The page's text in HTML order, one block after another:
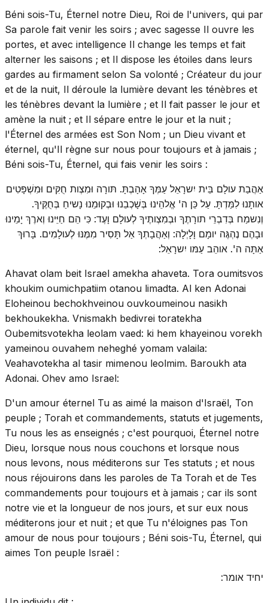
Béni sois-Tu, Éternel notre Dieu, Roi de l'univers, qui par
Sa parole fait venir les soirs ; avec sagesse Il ouvre les
portes, et avec intelligence Il change les temps et fait
alterner les saisons ; et Il dispose les étoiles dans leurs
gardes au firmament selon Sa volonté ; Créateur du jour
et de la nuit, Il déroule la lumière devant les ténèbres et
les ténèbres devant la lumière ; et Il fait passer le jour et
amène la nuit ; et Il sépare entre le jour et la nuit ;
l'Éternel des armées est Son Nom ; un Dieu vivant et
éternel, qu'Il règne sur nous pour toujours et à jamais ;
Béni sois-Tu, Éternel, qui fais venir les soirs :
אַהֲבַת עולָם בֵּית יִשרָאֵל עַמְּךָ אָהָבְתָּ. תּורָה וּמִצְות חֻקִּים וּמִשְׁפָּטִים
אותָנוּ לִמַּדְתָּ. עַל כֵּן ה' אֱלהֵינוּ בְּשָׁכְבֵנוּ וּבְקוּמֵנוּ נָשיחַ בְּחֻקֶּיךָ.
וְנִשמַח בְּדִבְרֵי תורָתֶךָ וּבְמִצְותֶיךָ לְעולָם וָעֶד: כִּי הֵם חַיֵּינוּ וְארֶךְ יָמֵינוּ
וּבָהֶם נֶהְגֶּה יומָם וָלָיְלָה: וְאַהֲבָתְךָ אַל תָּסִיר מִמֶּנּוּ לְעולָמִים. בָּרוּךְ
אַתָּה ה'. אוהֵב עַמּו יִשרָאֵל:
Ahavat olam beit Israel amekha ahaveta. Tora oumitsvos
khoukim oumichpatiim otanou limadta. Al ken Adonai
Eloheinou bechokhveinou ouvkoumeinou nasikh
bekhoukekha. Vnismakh bedivrei toratekha
Oubemitsvotekha leolam vaed: ki hem khayeinou vorekh
yameinou ouvahem neheghé yomam valaila:
Veahavotekha al tasir mimenou leolmim. Baroukh ata
Adonai. Ohev amo Israel:
D'un amour éternel Tu as aimé la maison d'Israël, Ton
peuple ; Torah et commandements, statuts et jugements,
Tu nous les as enseignés ; c'est pourquoi, Éternel notre
Dieu, lorsque nous nous couchons et lorsque nous
nous levons, nous méditerons sur Tes statuts ; et nous
nous réjouirons dans les paroles de Ta Torah et de Tes
commandements pour toujours et à jamais ; car ils sont
notre vie et la longueur de nos jours, et sur eux nous
méditerons jour et nuit ; et que Tu n'éloignes pas Ton
amour de nous pour toujours ; Béni sois-Tu, Éternel, qui
aimes Ton peuple Israël :
יחיד אומר: